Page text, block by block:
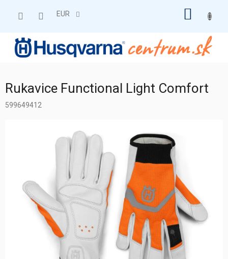
EUR
Rukavice Functional Light Comfort
599649412